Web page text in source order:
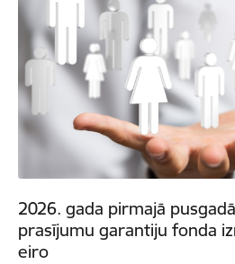
2026. gada pirmajā
prasījumu garantiju fonda
eiro